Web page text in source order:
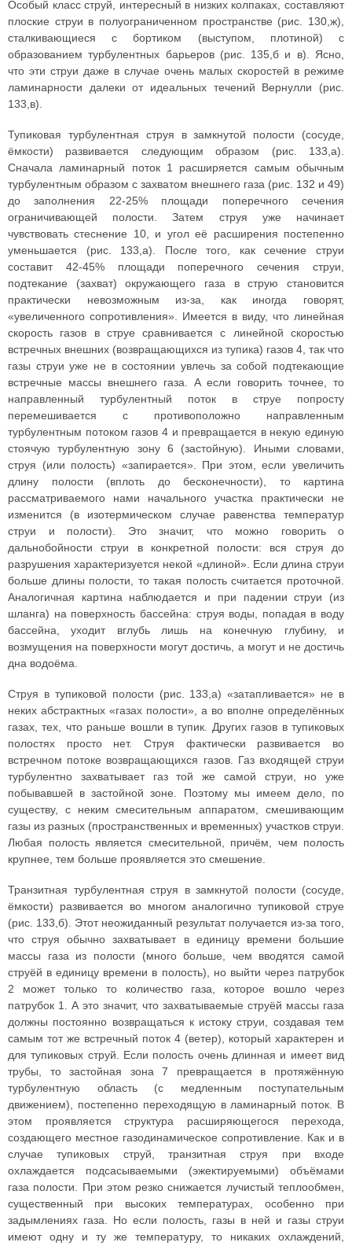
Особый класс струй, интересный в низких колпаках, составляют
плоские струи в полуограниченном пространстве (рис. 130,ж),
сталкивающиеся с бортиком (выступом, плотиной) с
образованием турбулентных барьеров (рис. 135,б и в). Ясно,
что эти струи даже в случае очень малых скоростей в режиме
ламинарности далеки от идеальных течений Вернулли (рис.
133,в).
Тупиковая турбулентная струя в замкнутой полости (сосуде,
ёмкости) развивается следующим образом (рис. 133,а).
Сначала ламинарный поток 1 расширяется самым обычным
турбулентным образом с захватом внешнего газа (рис. 132 и 49)
до заполнения 22-25% площади поперечного сечения
ограничивающей полости. Затем струя уже начинает
чувствовать стеснение 10, и угол её расширения постепенно
уменьшается (рис. 133,а). После того, как сечение струи
составит 42-45% площади поперечного сечения струи,
подтекание (захват) окружающего газа в струю становится
практически невозможным из-за, как иногда говорят,
«увеличенного сопротивления». Имеется в виду, что линейная
скорость газов в струе сравнивается с линейной скоростью
встречных внешних (возвращающихся из тупика) газов 4, так что
газы струи уже не в состоянии увлечь за собой подтекающие
встречные массы внешнего газа. А если говорить точнее, то
направленный турбулентный поток в струе попросту
перемешивается с противоположно направленным
турбулентным потоком газов 4 и превращается в некую единую
стоячую турбулентную зону 6 (застойную). Иными словами,
струя (или полость) «запирается». При этом, если увеличить
длину полости (вплоть до бесконечности), то картина
рассматриваемого нами начального участка практически не
изменится (в изотермическом случае равенства температур
струи и полости). Это значит, что можно говорить о
дальнобойности струи в конкретной полости: вся струя до
разрушения характеризуется некой «длиной». Если длина струи
больше длины полости, то такая полость считается проточной.
Аналогичная картина наблюдается и при падении струи (из
шланга) на поверхность бассейна: струя воды, попадая в воду
бассейна, уходит вглубь лишь на конечную глубину, и
возмущения на поверхности могут достичь, а могут и не достичь
дна водоёма.
Струя в тупиковой полости (рис. 133,а) «затапливается» не в
неких абстрактных «газах полости», а во вполне определённых
газах, тех, что раньше вошли в тупик. Других газов в тупиковых
полостях просто нет. Струя фактически развивается во
встречном потоке возвращающихся газов. Газ входящей струи
турбулентно захватывает газ той же самой струи, но уже
побывавшей в застойной зоне. Поэтому мы имеем дело, по
существу, с неким смесительным аппаратом, смешивающим
газы из разных (пространственных и временных) участков струи.
Любая полость является смесительной, причём, чем полость
крупнее, тем больше проявляется это смешение.
Транзитная турбулентная струя в замкнутой полости (сосуде,
ёмкости) развивается во многом аналогично тупиковой струе
(рис. 133,б). Этот неожиданный результат получается из-за того,
что струя обычно захватывает в единицу времени большие
массы газа из полости (много больше, чем вводятся самой
струёй в единицу времени в полость), но выйти через патрубок
2 может только то количество газа, которое вошло через
патрубок 1. А это значит, что захватываемые струёй массы газа
должны постоянно возвращаться к истоку струи, создавая тем
самым тот же встречный поток 4 (ветер), который характерен и
для тупиковых струй. Если полость очень длинная и имеет вид
трубы, то застойная зона 7 превращается в протяжённую
турбулентную область (с медленным поступательным
движением), постепенно переходящую в ламинарный поток. В
этом проявляется структура расширяющегося перехода,
создающего местное газодинамическое сопротивление. Как и в
случае тупиковых струй, транзитная струя при входе
охлаждается подсасываемыми (эжектируемыми) объёмами
газа полости. При этом резко снижается лучистый теплообмен,
существенный при высоких температурах, особенно при
задымлениях газа. Но если полость, газы в ней и газы струи
имеют одну и ту же температуру, то никаких охлаждений,